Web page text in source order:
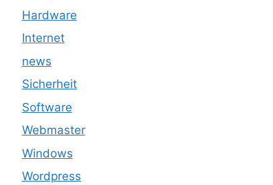
Hardware
Internet
news
Sicherheit
Software
Webmaster
Windows
Wordpress